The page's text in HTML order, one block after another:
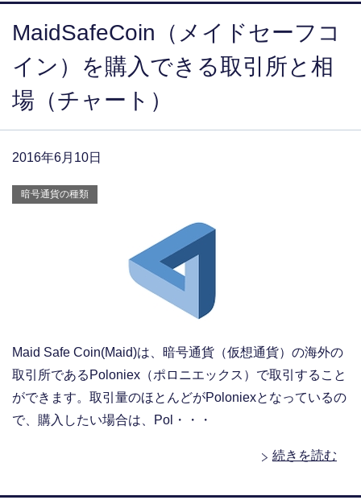
MaidSafeCoin（メイドセーフコ
イン）を購入できる取引所と相
場（チャート）
2016年6月10日
暗号通貨の種類
Maid Safe Coin(Maid)は、暗号通貨（仮想通貨）の海外の
取引所であるPoloniex（ポロニエックス）で取引すること
ができます。取引量のほとんどがPoloniexとなっているの
で、購入したい場合は、Pol・・・
続きを読む